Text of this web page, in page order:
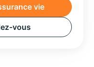
vie
vous